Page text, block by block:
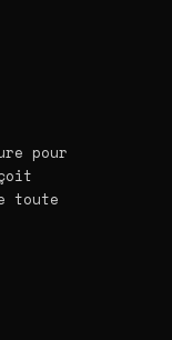
pour
toute